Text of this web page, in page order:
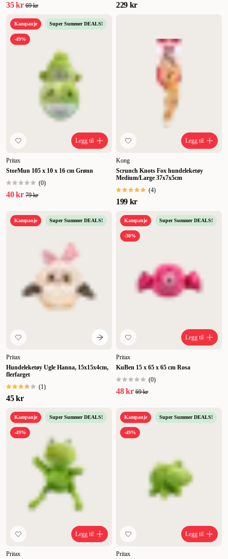
35 kr 69 kr 229 kr
Kampanje Super Summer DEALS!
-49%
Legg til
Pritax
StorMun 105 x 10 x 16 cm Grønn
(0)
40 kr 79 kr
Legg til
Kong
Scrunch Knots Fox hundeleketøy
Medium/Large 37x7x5cm
(4)
199 kr
Kampanje Super Summer DEALS!
Pritax
Hundeleketøy Ugle Hanna, 15x15x4cm,
flerfarget
(1)
45 kr
Kampanje Super Summer DEALS!
-30%
Legg til
Pritax
KuBen 15 x 65 x 65 cm Rosa
(0)
48 kr 69 kr
Kampanje Super Summer DEALS!
-49%
Legg til
Pritax
Kampanje Super Summer DEALS!
-49%
Legg til
Pritax